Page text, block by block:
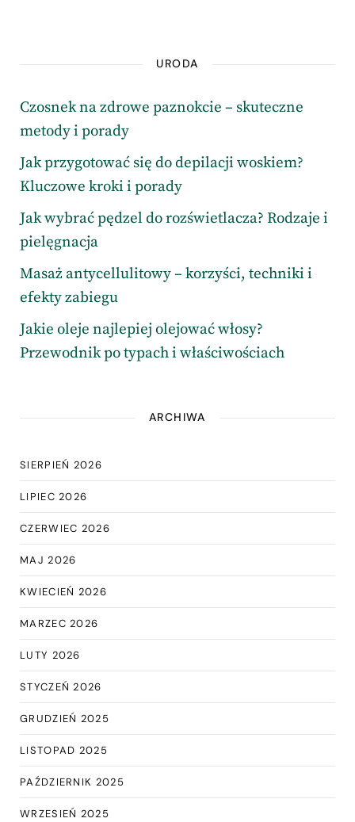
URODA
Czosnek na zdrowe paznokcie – skuteczne
metody i porady
Jak przygotować się do depilacji woskiem?
Kluczowe kroki i porady
Jak wybrać pędzel do rozświetlacza? Rodzaje i
pielęgnacja
Masaż antycellulitowy – korzyści, techniki i
efekty zabiegu
Jakie oleje najlepiej olejować włosy?
Przewodnik po typach i właściwościach
ARCHIWA
SIERPIEŃ 2026
LIPIEC 2026
CZERWIEC 2026
MAJ 2026
KWIECIEŃ 2026
MARZEC 2026
LUTY 2026
STYCZEŃ 2026
GRUDZIEŃ 2025
LISTOPAD 2025
PAŹDZIERNIK 2025
WRZESIEŃ 2025